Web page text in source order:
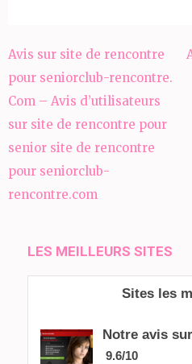
Navigation
de
l’article
Avis sur site de rencontre
pour seniorclub-rencontre.
Com – Avis d’utilisateurs
sur site de rencontre pour
senior site de rencontre
pour seniorclub-
rencontre.com
LES MEILLEURS SITES
Sites les
Notre avis
9.6/10